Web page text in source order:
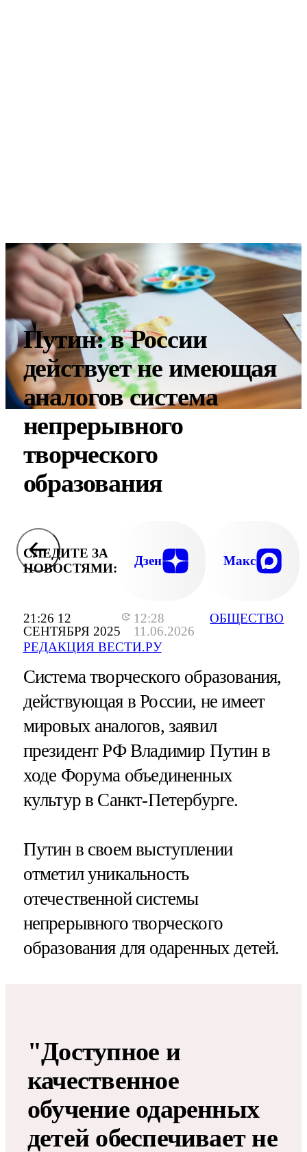
21:26 12
СЕНТЯБРЯ 2025
12:28
11.06.2026
РЕДАКЦИЯ ВЕСТИ.РУ
ОБЩЕСТВО
Путин: в России
действует не имеющая
аналогов система
непрерывного
творческого
образования
СЛЕДИТЕ ЗА
НОВОСТЯМИ:
Дзен Макс
Система творческого образования,
действующая в России, не имеет
мировых аналогов, заявил
президент РФ Владимир Путин в
ходе Форума объединенных
культур в Санкт-Петербурге.
Путин в своем выступлении
отметил уникальность
отечественной системы
непрерывного творческого
образования для одаренных детей.
"Доступное и
качественное
обучение одаренных
детей обеспечивает не